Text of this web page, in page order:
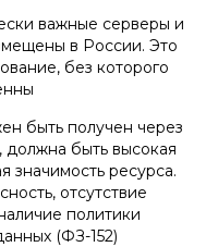
важные серверы и
в России. Это
без которого
быть получен через
должна быть высокая
значимость ресурса.
отсутствие
политики
(ФЗ-152)